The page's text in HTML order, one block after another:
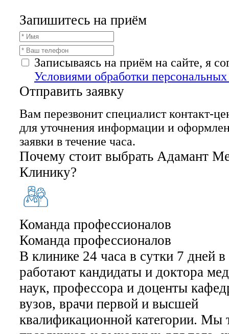
Запишитесь на приём
Записываясь на приём на сайте, я
Условиями обработки
Отправить заявку
Вам перезвонит специалист контакт-
для уточнения информации и
заявки в течение часа.
Почему стоит выбрать Адамант
Клинику?
Команда профессионалов
Команда профессионалов
В клинике 24 часа в сутки 7 дней
работают кандидаты и доктора
наук, профессора и доценты
вузов, врачи первой и высшей
квалификационной категории. Мы